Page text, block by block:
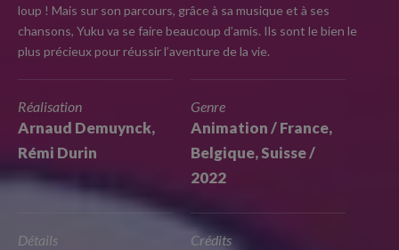
loup ! Mais sur son parcours, grâce à sa musique et à ses
chansons, Yuku va se faire beaucoup d’amis. Ils sont le bien le
plus précieux pour réussir l’aventure de la vie.
Réalisation
Arnaud Demuynck,
Rémi Durin
Genre
Animation / France,
Belgique, Suisse /
2022
Détails Crédits